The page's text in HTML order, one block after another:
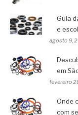
Guia
e
agosto 9,
em
fevereiro
Onde
com